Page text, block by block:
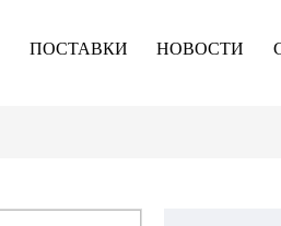
ПОСТАВКИ НОВОСТИ